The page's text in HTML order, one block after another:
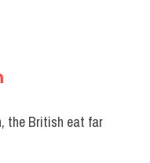
the British eat far